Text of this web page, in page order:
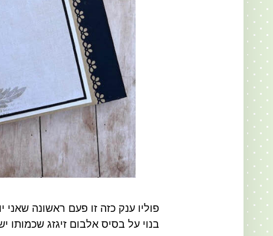
פוליו ענק כזה זו פעם ראשונה
בנוי על בסיס אלבום זיגזג